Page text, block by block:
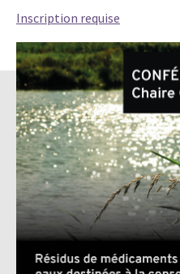
Inscription requise